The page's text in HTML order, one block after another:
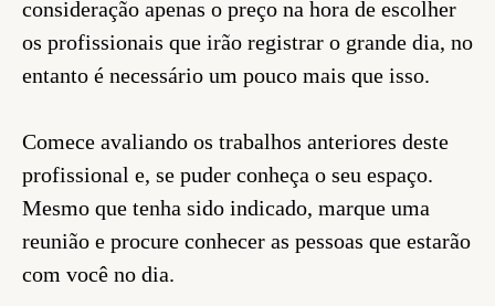
consideração apenas o preço na hora de escolher
os profissionais que irão registrar o grande dia, no
entanto é necessário um pouco mais que isso.
Comece avaliando os trabalhos anteriores deste
profissional e, se puder conheça o seu espaço.
Mesmo que tenha sido indicado, marque uma
reunião e procure conhecer as pessoas que estarão
com você no dia.